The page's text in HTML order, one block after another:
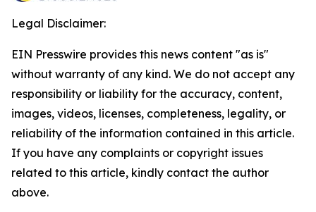
Legal Disclaimer:
EIN Presswire provides this news content "as is"
without warranty of any kind. We do not accept any
responsibility or liability for the accuracy, content,
images, videos, licenses, completeness, legality, or
reliability of the information contained in this article.
If you have any complaints or copyright issues
related to this article, kindly contact the author
above.